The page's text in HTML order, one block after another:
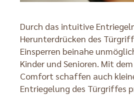
Durch das intuitive
Herunterdrücken des
Einsperren beinahe
Kinder und Senioren. Mit
Comfort schaffen auch
Entriegelung des Türgriffes